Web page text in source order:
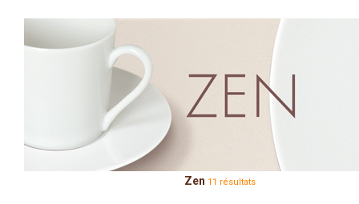
Zen 11 résultats